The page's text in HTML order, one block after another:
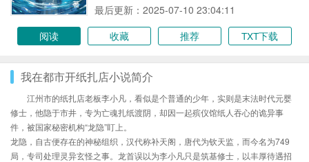
局）
最后更新：2025-07-10 23:04:11
阅读
收藏 推荐 TXT下载
我在都市开纸扎店小说简介
江州市的纸扎店老板李小凡，看似是个普通的少年，实则是末法时代元婴
修士，他隐于市井，专为亡魂扎纸渡阴，却因一起殡仪馆纸人吞心的诡异事
件，被国家秘密机构“龙隐”盯上。
龙隐，自古便存在的神秘组织，汉代称补天阁，唐代为钦天监，而今名为749
局，专司处理灵异玄怪之事。龙首误以为李小凡只是筑基修士，以丰厚待遇招